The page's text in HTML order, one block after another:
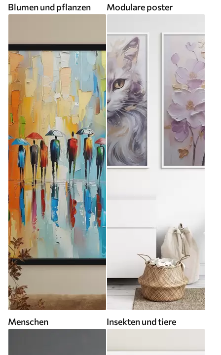
Blumen und pflanzen Modulare poster
Menschen Insekten und tiere